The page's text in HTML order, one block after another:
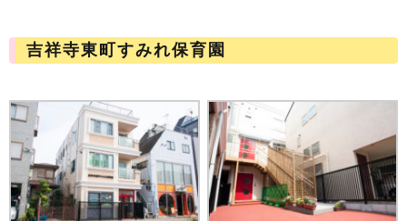
吉祥寺東町すみれ保育園